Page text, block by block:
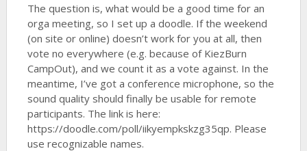
The question is, what would be a good time for an
orga meeting, so I set up a doodle. If the weekend
(on site or online) doesn’t work for you at all, then
vote no everywhere (e.g. because of KiezBurn
CampOut), and we count it as a vote against. In the
meantime, I’ve got a conference microphone, so the
sound quality should finally be usable for remote
participants. The link is here:
https://doodle.com/poll/iikyempkskzg35qp. Please
use recognizable names.